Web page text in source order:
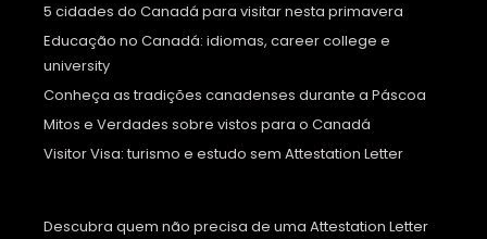
5 cidades do Canadá para visitar nesta primavera
Educação no Canadá: idiomas, career college e
university
Conheça as tradições canadenses durante a Páscoa
Mitos e Verdades sobre vistos para o Canadá
Visitor Visa: turismo e estudo sem Attestation Letter
Descubra quem não precisa de uma Attestation Letter